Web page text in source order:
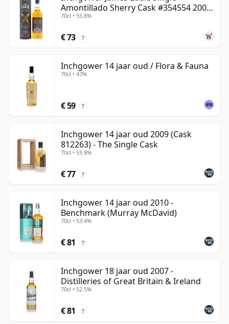
Amontillado Sherry Cask #354554 2008
13 jaar oud
70cl • 55.8%
€ 73 ?
Inchgower 14 jaar oud / Flora & Fauna
70cl • 43%
€ 59 ?
Inchgower 14 jaar oud 2009 (Cask
812263) - The Single Cask
70cl • 55.8%
€ 77 ?
Inchgower 14 jaar oud 2010 -
Benchmark (Murray McDavid)
70cl • 53.4%
€ 81 ?
Inchgower 18 jaar oud 2007 -
Distilleries of Great Britain & Ireland
70cl • 52.5%
€ 81 ?